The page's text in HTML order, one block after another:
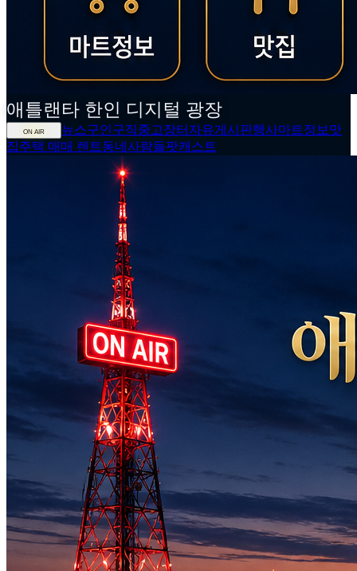
애틀랜타 한인 디지털 광장
ON AIR 뉴스구인구직중고장터 자유게시판행사마트정보 맛
집주택 매매 렌트동네사람들팟캐스트